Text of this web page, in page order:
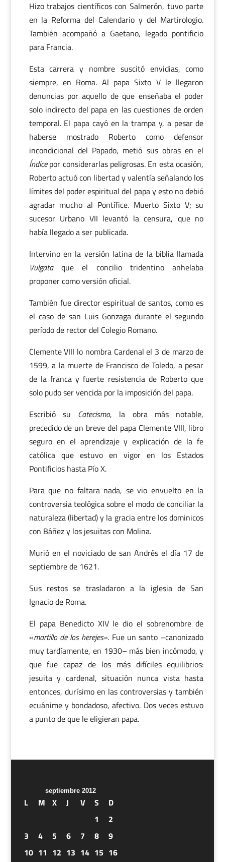
Hizo trabajos científicos con Salmerón, tuvo parte
en la Reforma del Calendario y del Martirologio.
También acompañó a Gaetano, legado pontificio
para Francia.
Esta carrera y nombre suscitó envidias, como
siempre, en Roma. Al papa Sixto V le llegaron
denuncias por aquello de que enseñaba el poder
solo indirecto del papa en las cuestiones de orden
temporal. El papa cayó en la trampa y, a pesar de
haberse mostrado Roberto como defensor
incondicional del Papado, metió sus obras en el
Índicepor considerarlas peligrosas. En esta ocasión,
Roberto actuó con libertad y valentía señalando los
límites del poder espiritual del papa y esto no debió
agradar mucho al Pontífice. Muerto Sixto V; su
sucesor Urbano VII levantó la censura, que no
había llegado a ser publicada.
Intervino en la versión latina de la biblia llamada
Vulgataque el concilio tridentino anhelaba
proponer como versión oficial.
También fue director espiritual de santos, como es
el caso de san Luis Gonzaga durante el segundo
período de rector del Colegio Romano.
Clemente VIII lo nombra Cardenal el 3 de marzo de
1599, a la muerte de Francisco de Toledo, a pesar
de la franca y fuerte resistencia de Roberto que
solo pudo ser vencida por la imposición del papa.
Escribió su Catecismo, la obra más notable,
precedido de un breve del papa Clemente VIII, libro
seguro en el aprendizaje y explicación de la fe
católica que estuvo en vigor en los Estados
Pontificios hasta Pío X.
Para que no faltara nada, se vio envuelto en la
controversia teológica sobre el modo de conciliar la
naturaleza (libertad) y la gracia entre los dominicos
con Báñez y los jesuitas con Molina.
Murió en el noviciado de san Andrés el día 17 de
septiembre de 1621.
Sus restos se trasladaron a la iglesia de San
Ignacio de Roma.
El papa Benedicto XIV le dio el sobrenombre de
«martillo de los herejes». Fue un santo –canonizado
muy tardíamente, en 1930– más bien incómodo, y
que fue capaz de los más difíciles equilibrios:
jesuita y cardenal, situación nunca vista hasta
entonces, durísimo en las controversias y también
ecuánime y bondadoso, afectivo. Dos veces estuvo
a punto de que le eligieran papa.
septiembre 2012
L M X J V S
D
1
2
3
4 5 6 7 8
9
10 11 12 13 14 15 16